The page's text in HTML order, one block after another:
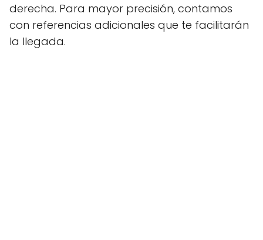
derecha. Para mayor precisión, contamos
con referencias adicionales que te facilitarán
la llegada.